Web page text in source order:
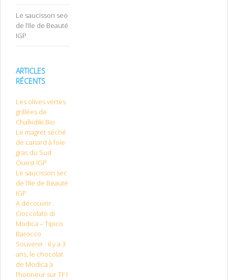
Le saucisson sec
de l’Ile de Beauté
IGP
ARTICLES
RÉCENTS
Les olives vertes
grillées de
Chalkidiki Bio
Le magret séché
de canard à foie
gras du Sud
Ouest IGP
Le saucisson sec
de l’Ile de Beauté
IGP
A découvrir :
Cioccolato di
Modica – Tipico
Barocco
Souvenir : il y a 3
ans, le chocolat
de Modica à
l’honneur sur TF1